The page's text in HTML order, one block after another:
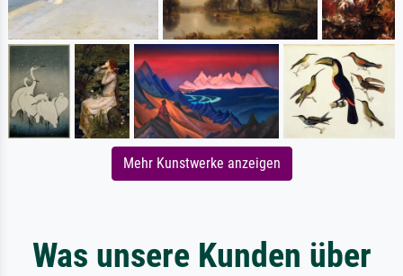
Mehr Kunstwerke anzeigen
Was unsere Kunden über